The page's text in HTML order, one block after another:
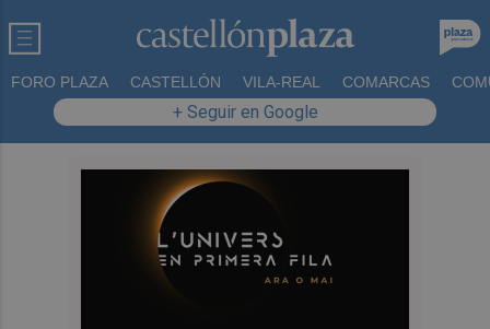
FORO PLAZA CASTELLÓN VILA-REAL COMARCAS
+ Seguir en Google